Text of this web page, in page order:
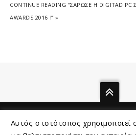
CONTINUE READING “ΣΑΡΩΣΕ Η DIGITAD PC
AWARDS 2016 !” »
© 2015-2016, Digitad |
Αυτός ο ιστότοπος χρησιμοποιεί